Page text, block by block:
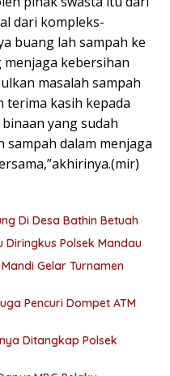
dari kompleks-
buang lah sampah ke
menjaga kebersihan
masalah sampah
terima kasih kepada
yang sudah
sampah dalam menjaga
Di Desa Bathin Betuah
Diringkus Polsek Mandau
Gelar Turnamen
Pencuri Dompet ATM
Ditangkap Polsek